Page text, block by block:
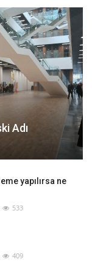
Adı
yapılırsa ne
533
409